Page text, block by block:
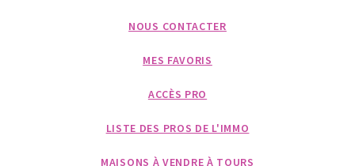
NOUS CONTACTER
MES FAVORIS
ACCÈS PRO
LISTE DES PROS DE L'IMMO
MAISONS À VENDRE À TOURS